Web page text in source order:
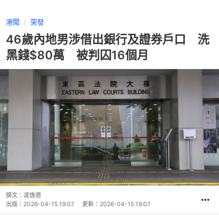
港聞 突發
46歲內地男涉借出銀行及證券戶口 洗
黑錢$80萬 被判囚16個月
撰文： 凌逸德
出版： 2026-04-15 19:07 更新： 2026-04-15 19:07